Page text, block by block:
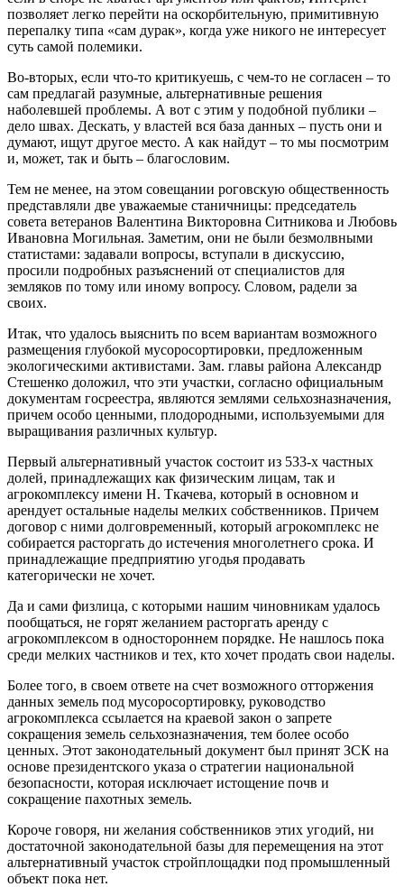
позволяет легко перейти на оскорбительную, примитивную
перепалку типа «сам дурак», когда уже никого не интересует
суть самой полемики.
Во-вторых, если что-то критикуешь, с чем-то не согласен – то
сам предлагай разумные, альтернативные решения
наболевшей проблемы. А вот с этим у подобной публики –
дело швах. Дескать, у властей вся база данных – пусть они и
думают, ищут другое место. А как найдут – то мы посмотрим
и, может, так и быть – благословим.
Тем не менее, на этом совещании роговскую общественность
представляли две уважаемые станичницы: председатель
совета ветеранов Валентина Викторовна Ситникова и Любовь
Ивановна Могильная. Заметим, они не были безмолвными
статистами: задавали вопросы, вступали в дискуссию,
просили подробных разъяснений от специалистов для
земляков по тому или иному вопросу. Словом, радели за
своих.
Итак, что удалось выяснить по всем вариантам возможного
размещения глубокой мусоросортировки, предложенным
экологическими активистами. Зам. главы района Александр
Стешенко доложил, что эти участки, согласно официальным
документам госреестра, являются землями сельхозназначения,
причем особо ценными, плодородными, используемыми для
выращивания различных культур.
Первый альтернативный участок состоит из 533-х частных
долей, принадлежащих как физическим лицам, так и
агрокомплексу имени Н. Ткачева, который в основном и
арендует остальные наделы мелких собственников. Причем
договор с ними долговременный, который агрокомплекс не
собирается расторгать до истечения многолетнего срока. И
принадлежащие предприятию угодья продавать
категорически не хочет.
Да и сами физлица, с которыми нашим чиновникам удалось
пообщаться, не горят желанием расторгать аренду с
агрокомплексом в одностороннем порядке. Не нашлось пока
среди мелких частников и тех, кто хочет продать свои наделы.
Более того, в своем ответе на счет возможного отторжения
данных земель под мусоросортировку, руководство
агрокомплекса ссылается на краевой закон о запрете
сокращения земель сельхозназначения, тем более особо
ценных. Этот законодательный документ был принят ЗСК на
основе президентского указа о стратегии национальной
безопасности, которая исключает истощение почв и
сокращение пахотных земель.
Короче говоря, ни желания собственников этих угодий, ни
достаточной законодательной базы для перемещения на этот
альтернативный участок стройплощадки под промышленный
объект пока нет.